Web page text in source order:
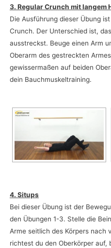
3. Regular Crunch mit langem
Die Ausführung dieser Übung
Crunch. Der Unterschied ist,
ausstreckst. Beuge einen Arm
Oberarm des gestreckten
gewissermaßen auf beiden
dein Bauchmuskeltraining.
4. Situps
Bei dieser Übung ist der
den Übungen 1-3. Stelle die
Arme seitlich des Körpers nach
richtest du den Oberkörper auf,